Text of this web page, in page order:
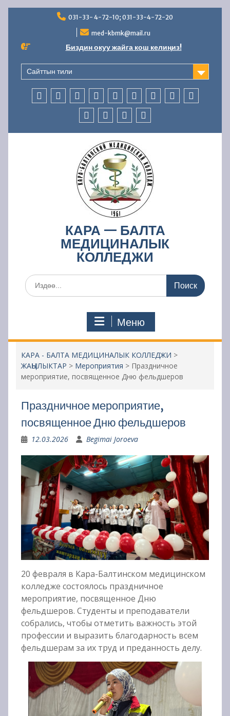
031-33- 4-72-10; 031-33-4-72-20
med-kbmk@mail.ru
Биздин окуу жайга кош келиңиз!
Сайттын тили
КОЛЛЕДЖ
ЖӨНҮНДӨ
АБИТУРИЕНТТЕРГЕ
СТУДЕНТТЕРГЕ
МАМЛЕКЕТТИК
АККРЕДИТАЦИЯ
ББСК
БӨЛҮМҮ
УСУЛДУК
ИШ
БӨЛҮМҮЧАРБАЛЫК
ИШМЕРДҮҮЛҮК
КАРА — БАЛТА
МЕДИЦИНАЛЫК
КОЛЛЕДЖИ
Поиск
по:
Меню
КАРА - БАЛТА МЕДИЦИНАЛЫК КОЛЛЕДЖИ >
ЖАҢЫЛЫКТАР > Мероприятия > Праздничное
мероприятие, посвященное Дню фельдшеров
Праздничное мероприятие,
посвященное Дню фельдшеров
12.03.2026 Begimai Joroeva
20 февраля в Кара-Балтинском медицинском
колледже состоялось праздничное
мероприятие, посвященное Дню
фельдшеров. Студенты и преподаватели
собрались, чтобы отметить важность этой
профессии и выразить благодарность всем
фельдшерам за их труд и преданность делу.